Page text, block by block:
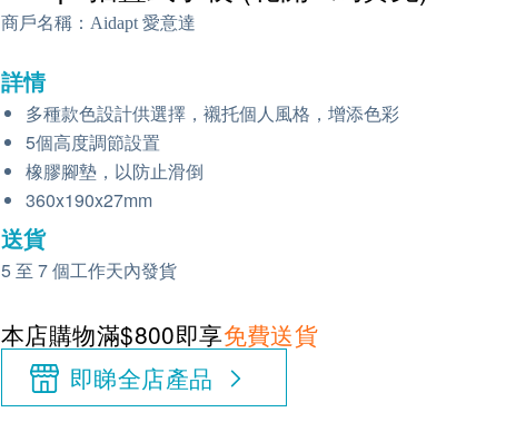
商戶名稱： Aidapt 愛意達
詳情
多種款色設計供選擇，襯托個人風格，增添色彩
5個高度調節設置
橡膠腳墊，以防止滑倒
360x190x27mm
送貨
5 至 7 個工作天內發貨
本店購物滿$800即享免費送貨
即睇全店產品